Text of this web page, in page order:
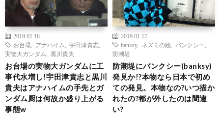
2019.01.18
お台場
アナハイム 宇田津貴志
実物大ガンダム
黒川貴夫
お台場の実物大ガンダムに工
事代水増し!宇田津貴志と黒川
貴夫はアナハイムの手先とガ
ンダム厨は何故か盛り上がる
事態w
2019.01.17
banksy, ネズミの絵 バンクシー
防潮堤
防潮堤にバンクシー(banksy)
発見か!?本物なら日本で初め
ての発見。本物なの?いつ描か
れたの?都が外したのは間違
い?